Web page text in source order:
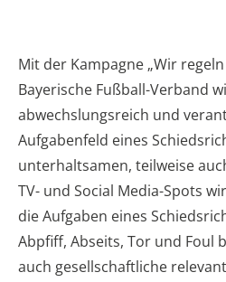
Mit der Kampagne „Wir
Bayerische Fußball-Verband
abwechslungsreich und
Aufgabenfeld eines
unterhaltsamen, teilweise
TV- und Social Media-Spots
die Aufgaben eines
Abpfiff, Abseits, Tor und Foul
auch gesellschaftliche